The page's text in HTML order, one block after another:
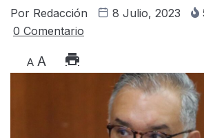
Por Redacción 8 Julio, 2023
0 Comentario
A A